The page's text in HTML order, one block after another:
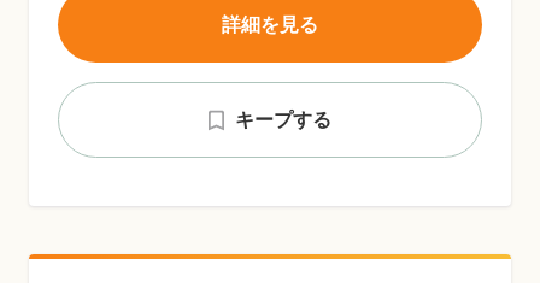
キープする
詳細を見る